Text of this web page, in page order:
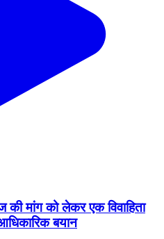
की मांग को लेकर एक विवाहिता
बयान